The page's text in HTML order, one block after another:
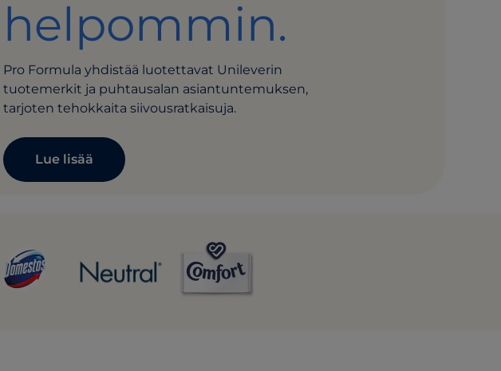
helpommin.
Pro Formula yhdistää luotettavat Unileverin
tuotemerkit ja puhtausalan asiantuntemuksen,
tarjoten tehokkaita siivousratkaisuja.
Lue lisää